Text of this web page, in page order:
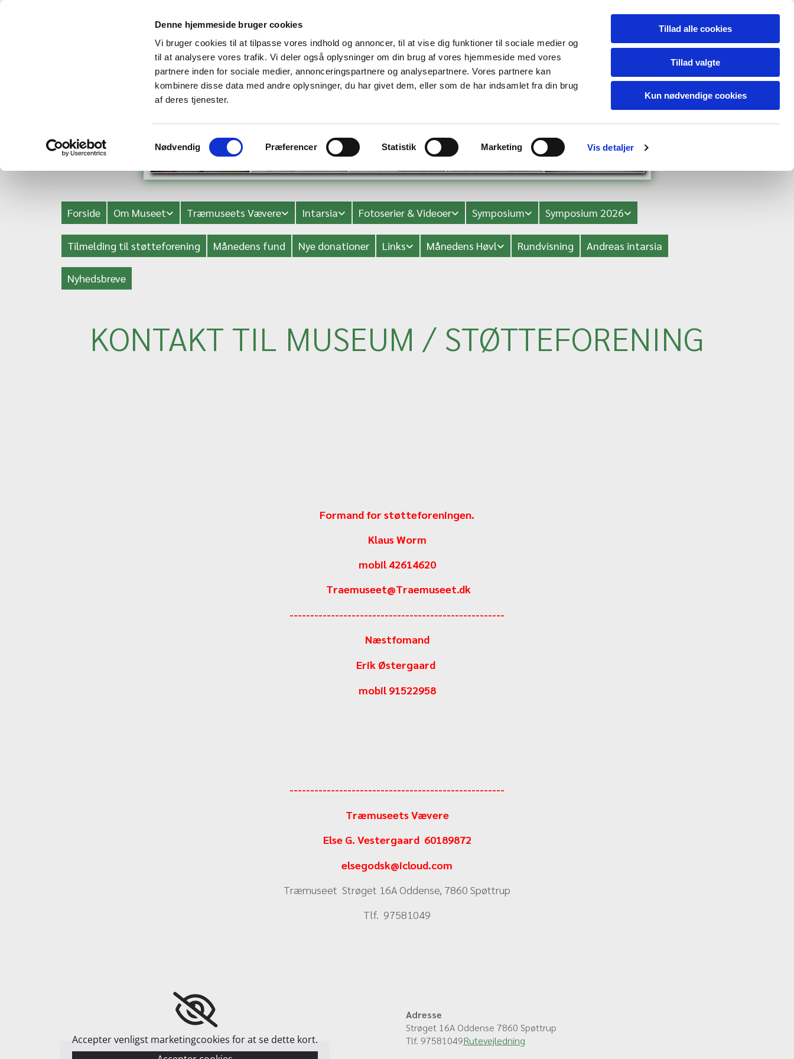
Denne hjemmeside bruger cookies
Vi bruger cookies til at tilpasse vores indhold og annoncer, til at vise dig funktioner til sociale medier og
til at analysere vores trafik. Vi deler også oplysninger om din brug af vores hjemmeside med vores
partnere inden for sociale medier, annonceringspartnere og analysepartnere. Vores partnere kan
kombinere disse data med andre oplysninger, du har givet dem, eller som de har indsamlet fra din brug
af deres tjenester.
Nødvendig Præferencer Statistik Marketing Vis detaljer
Tillad alle cookies
Tillad valgte
Kun nødvendige cookies
Forside Om Museet Træmuseets Vævere Intarsia Fotoserier & Videoer Symposium Symposium 2026
Tilmelding til støtteforening Månedens fund Nye donationer Links Månedens Høvl Rundvisning Andreas intarsia
Nyhedsbreve
KONTAKT TIL MUSEUM / STØTTEFORENING
Formand for støtteforeningen.
Klaus Worm
mobil 42614620
Traemuseet@Traemuseet.dk
----------------------------------------------------
Næstfomand
Erik Østergaard
mobil 91522958
----------------------------------------------------
Træmuseets Vævere
Else G. Vestergaard 60189872
elsegodsk@icloud.com
Træmuseet Strøget 16A Oddense, 7860 Spøttrup
Tlf. 97581049
Accepter venligst marketingcookies for at se dette kort.
Adresse
Strøget 16A Oddense 7860 Spøttrup
Tlf. 97581049Rutevejledning